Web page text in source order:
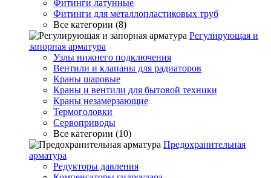
Фитинги латунные
Фитинги для металлопластиковых труб
Все категории (8)
Регулирующая и
запорная арматура
Узлы нижнего подключения
Вентили и клапаны для радиаторов
Краны шаровые
Краны и вентили для бытовой техники
Краны незамерзающие
Термоголовки
Сервоприводы
Все категории (10)
Предохранительная
арматура
Редукторы давления